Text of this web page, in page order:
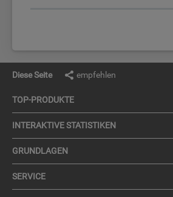
Diese Seite empfehlen
TOP-PRO­DUK­TE
IN­TER­AK­TI­VE STA­TIS­TI­KEN
GRUND­LA­GEN
SER­VICE